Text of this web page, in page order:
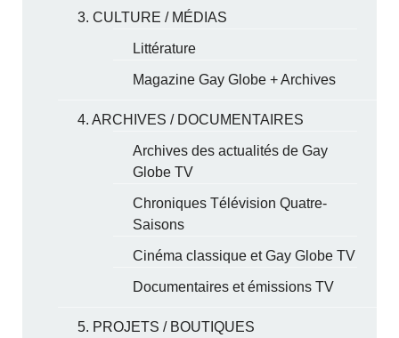
3. CULTURE / MÉDIAS
Littérature
Magazine Gay Globe + Archives
4. ARCHIVES / DOCUMENTAIRES
Archives des actualités de Gay
Globe TV
Chroniques Télévision Quatre-
Saisons
Cinéma classique et Gay Globe TV
Documentaires et émissions TV
5. PROJETS / BOUTIQUES